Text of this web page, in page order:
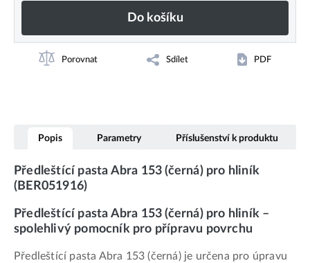
Do košíku
Porovnat Sdílet PDF
Popis Parametry Příslušenství k produktu
Předleštící pasta Abra 153 (černá) pro hliník
(BER051916)
Předleštící pasta Abra 153 (černá) pro hliník –
spolehlivý pomocník pro přípravu povrchu
Předleštící pasta Abra 153 (černá) je určena pro úpravu